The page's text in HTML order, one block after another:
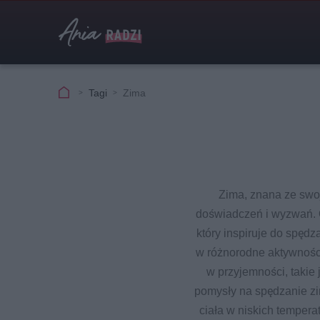
Tagi Zima
Zima, znana ze
doświadczeń i wyzwań.
który inspiruje do
w różnorodne
w przyjemności, takie
pomysły na spędzanie
ciała w niskich